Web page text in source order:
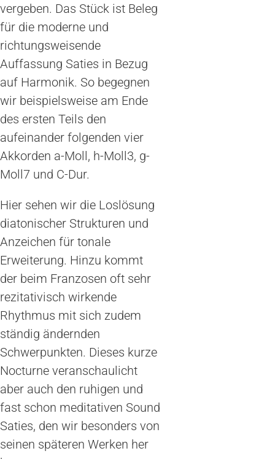
vergeben. Das Stück ist Beleg
für die moderne und
richtungsweisende
Auffassung Saties in Bezug
auf Harmonik. So begegnen
wir beispielsweise am Ende
des ersten Teils den
aufeinander folgenden vier
Akkorden a-Moll, h-Moll3, g-
Moll7 und C-Dur.
Hier sehen wir die Loslösung
diatonischer Strukturen und
Anzeichen für tonale
Erweiterung. Hinzu kommt
der beim Franzosen oft sehr
rezitativisch wirkende
Rhythmus mit sich zudem
ständig ändernden
Schwerpunkten. Dieses kurze
Nocturne veranschaulicht
aber auch den ruhigen und
fast schon meditativen Sound
Saties, den wir besonders von
seinen späteren Werken her